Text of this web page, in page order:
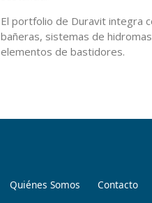
El portfolio de Duravit integra
bañeras, sistemas de
elementos de bastidores.
Quiénes Somos Contacto